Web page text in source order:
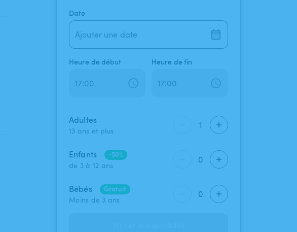
Date
Ajouter une date
Heure de début Heure de fin
Adultes
13 ans et plus
1
Enfants
-50%
de 3 à 12 ans
0
Bébés
Gratuit
Moins de 3 ans
0